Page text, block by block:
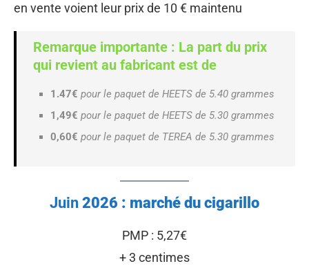
en vente voient leur prix de 10 € maintenu
Remarque importante : La part du prix
qui revient au fabricant est de
1.47€ pour le paquet de HEETS de 5.40 grammes
1,49€ pour le paquet de HEETS de 5.30 grammes
0,60€ pour le paquet de TEREA de 5.30 grammes
Juin 2026 : marché du cigarillo
PMP : 5,27€
+ 3 centimes